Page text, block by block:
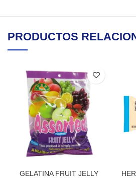
PRODUCTOS
GELATINA FRUIT JELLY